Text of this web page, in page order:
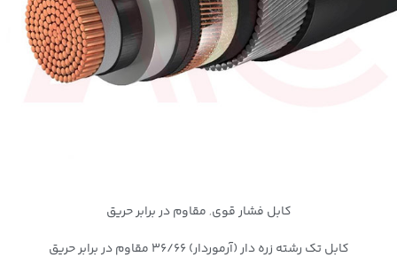
کابل فشار قوی, مقاوم در برابر حریق
کابل تک رشته زره دار (آرموردار) 36/66 مقاوم در برابر حریق